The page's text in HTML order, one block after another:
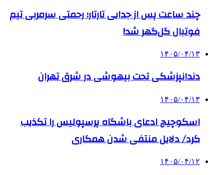
چند ساعت پس از جدایی تارتار؛ رحمتی سرمربی تیم
فوتبال گل‌گهر شد!
۱۴۰۵/۰۴/۱۳
دندانپزشکی تحت بیهوشی در شرق تهران
۱۴۰۵/۰۴/۱۳
اسکوچیچ ادعای باشگاه پرسپولیس را تکذیب
کرد/ دلایل منتفی شدن همکاری
۱۴۰۵/۰۴/۱۲